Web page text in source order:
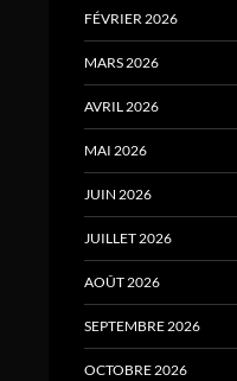
FÉVRIER 2026
MARS 2026
AVRIL 2026
MAI 2026
JUIN 2026
JUILLET 2026
AOÛT 2026
SEPTEMBRE 2026
OCTOBRE 2026